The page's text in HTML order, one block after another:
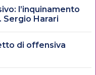
l’inquinamento
Harari
di offensiva